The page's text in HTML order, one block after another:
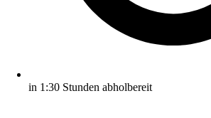
in 1:30 Stunden abholbereit